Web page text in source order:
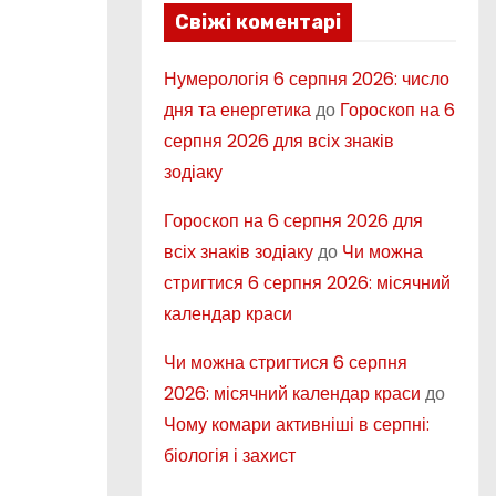
Свіжі коментарі
Нумерологія 6 серпня 2026: число
дня та енергетикадо Гороскоп на 6
серпня 2026 для всіх знаків
зодіаку
Гороскоп на 6 серпня 2026 для
всіх знаків зодіакудо Чи можна
стригтися 6 серпня 2026: місячний
календар краси
Чи можна стригтися 6 серпня
2026: місячний календар краси до
Чому комари активніші в серпні:
біологія і захист